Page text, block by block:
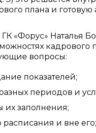
плана и готовую
«Форус» Наталья
кадрового
вопросы:
показателей;
периодов и
заполнения;
и вне его;